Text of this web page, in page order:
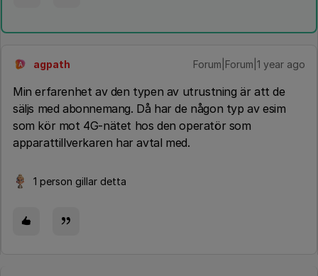
A agpath Forum|Forum|1 year ago
Min erfarenhet av den typen av utrustning är att de
säljs med abonnemang. Då har de någon typ av esim
som kör mot 4G-nätet hos den operatör som
apparattillverkaren har avtal med.
1 person gillar detta